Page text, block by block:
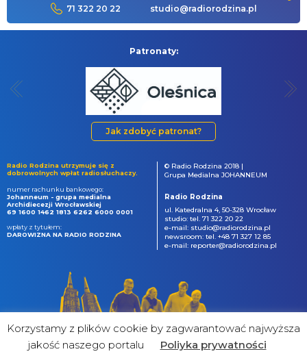
71 322 20 22 studio@radiorodzina.pl
Patronaty:
Jak zdobyć patronat?
Radio Rodzina utrzymuje się z
dobrowolnych wpłat radiosłuchaczy.
numer rachunku bankowego:
Johanneum - grupa medialna
Archidiecezji Wrocławskiej
69 1600 1462 1813 6262 6000 0001
wpłaty z tytułem:
DAROWIZNA NA RADIO RODZINA
© Radio Rodzina 2018 |
Grupa Medialna JOHANNEUM
Radio Rodzina
ul. Katedralna 4, 50-328 Wrocław
studio: tel. 71 322 20 22
e-mail: studio@radiorodzina.pl
newsroom: tel. +48 71 327 12 85
e-mail: reporter@radiorodzina.pl
Korzystamy z plików cookie by zagwarantować najwyższa
jakość naszego portalu
Poliyka prywatności